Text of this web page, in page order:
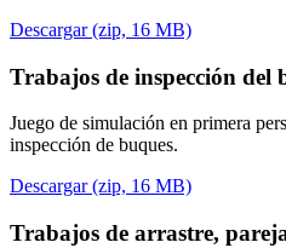
Descargar (zip, 16 MB)
Trabajos de inspección del
Juego de simulación en primera
inspección de buques.
Descargar (zip, 16 MB)
Trabajos de arrastre,